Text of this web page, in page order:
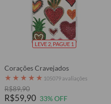
LEVE 2, PAGUE 1
Corações Cravejados
★ ★ ★ ★ ★ 105079 avaliações
R$89,90
R$59,90 33% OFF